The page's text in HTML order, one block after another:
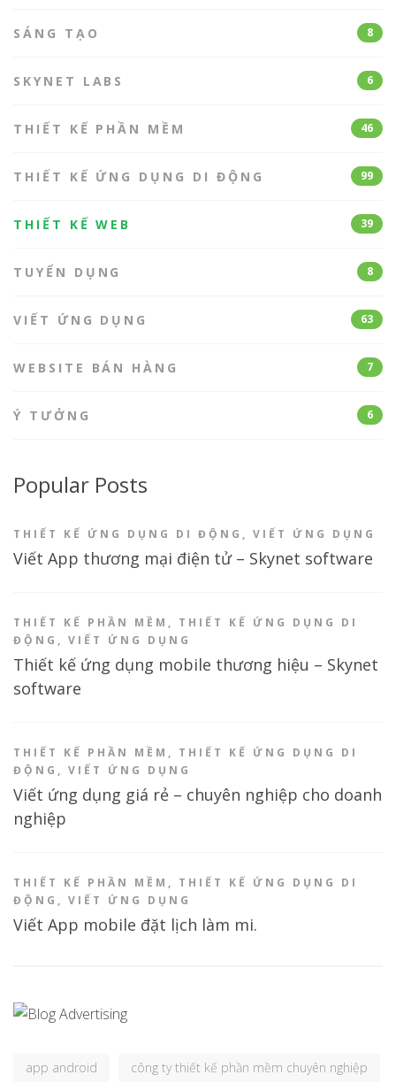
SÁNG TẠO 8
SKYNET LABS 6
THIẾT KẾ PHẦN MỀM 46
THIẾT KẾ ỨNG DỤNG DI ĐỘNG 99
THIẾT KẾ WEB 39
TUYỂN DỤNG 8
VIẾT ỨNG DỤNG 63
WEBSITE BÁN HÀNG 7
Ý TƯỞNG 6
Popular Posts
THIẾT KẾ ỨNG DỤNG DI ĐỘNG , VIẾT ỨNG DỤNG
Viết App thương mại điện tử – Skynet software
THIẾT KẾ PHẦN MỀM , THIẾT KẾ ỨNG DỤNG DI
ĐỘNG , VIẾT ỨNG DỤNG
Thiết kế ứng dụng mobile thương hiệu – Skynet
software
THIẾT KẾ PHẦN MỀM , THIẾT KẾ ỨNG DỤNG DI
ĐỘNG , VIẾT ỨNG DỤNG
Viết ứng dụng giá rẻ – chuyên nghiệp cho doanh
nghiệp
THIẾT KẾ PHẦN MỀM , THIẾT KẾ ỨNG DỤNG DI
ĐỘNG , VIẾT ỨNG DỤNG
Viết App mobile đặt lịch làm mi.
app android công ty thiết kế phần mềm chuyên nghiệp